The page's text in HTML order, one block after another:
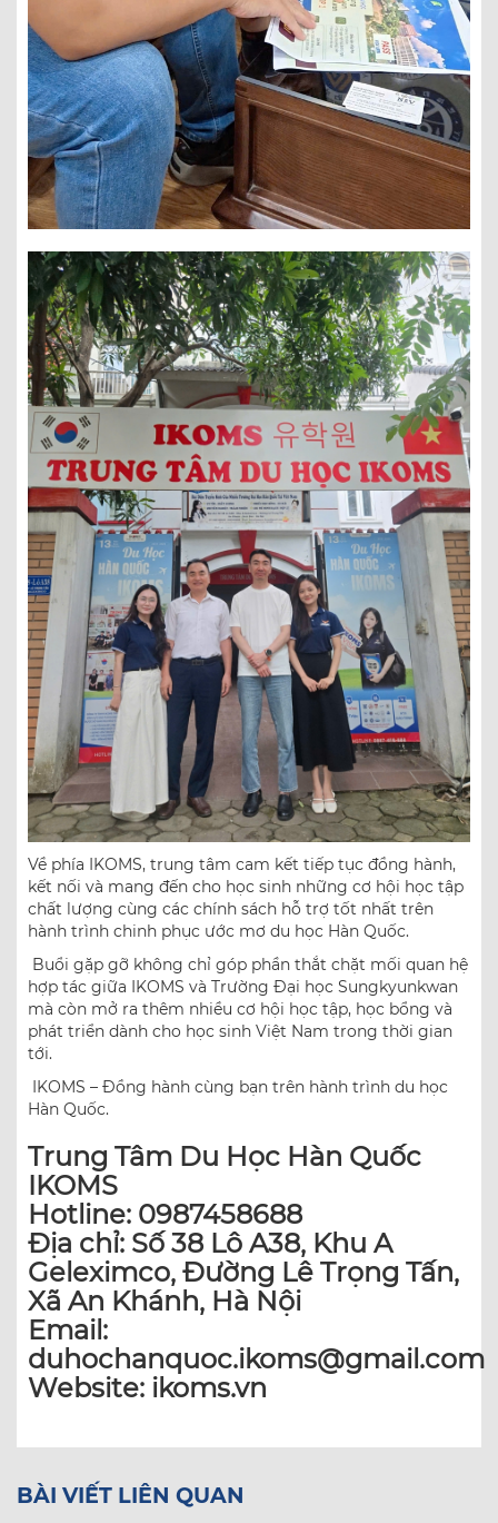
Về phía IKOMS, trung tâm cam kết tiếp tục đồng hành,
kết nối và mang đến cho học sinh những cơ hội học tập
chất lượng cùng các chính sách hỗ trợ tốt nhất trên
hành trình chinh phục ước mơ du học Hàn Quốc.
Buổi gặp gỡ không chỉ góp phần thắt chặt mối quan hệ
hợp tác giữa IKOMS và Trường Đại học Sungkyunkwan
mà còn mở ra thêm nhiều cơ hội học tập, học bổng và
phát triển dành cho học sinh Việt Nam trong thời gian
tới.
IKOMS – Đồng hành cùng bạn trên hành trình du học
Hàn Quốc.
Trung Tâm Du Học Hàn Quốc
IKOMS
Hotline: 0987458688
Địa chỉ: Số 38 Lô A38, Khu A
Geleximco, Đường Lê Trọng Tấn,
Xã An Khánh, Hà Nội
Email:
duhochanquoc.ikoms@gmail.com
Website: ikoms.vn
BÀI VIẾT LIÊN QUAN